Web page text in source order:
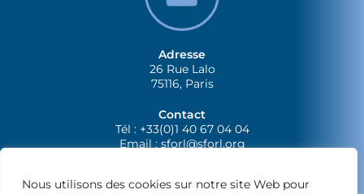
Nous utilisons des cookies sur notre site Web pour
Adresse
26 Rue Lalo
75116, Paris
Contact
Tél : +33(0)1 40 67 04 04
Email :sforl@sforl.org